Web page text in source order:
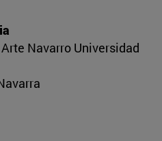
Navarro Universidad